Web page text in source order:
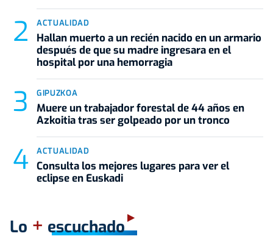
ACTUALIDAD
Hallan muerto a un recién nacido en un armario
después de que su madre ingresara en el
hospital por una hemorragia
GIPUZKOA
Muere un trabajador forestal de 44 años en
Azkoitia tras ser golpeado por un tronco
ACTUALIDAD
Consulta los mejores lugares para ver el
eclipse en Euskadi
Lo + escuchado